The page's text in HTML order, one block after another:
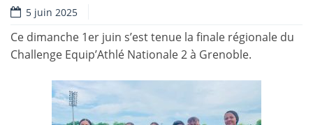
5 juin 2025
Ce dimanche 1er juin s’est tenue la finale régionale du
Challenge Equip’Athlé Nationale 2 à Grenoble.